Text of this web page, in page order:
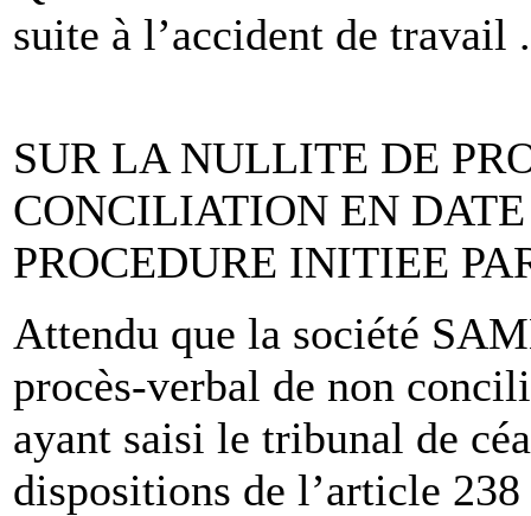
suite à l’accident de travail .
SUR LA NULLITE DE
CONCILIATION EN
PROCEDURE INITIEE
Attendu que la société
procès-verbal de non
ayant saisi le tribunal de
dispositions de l’article